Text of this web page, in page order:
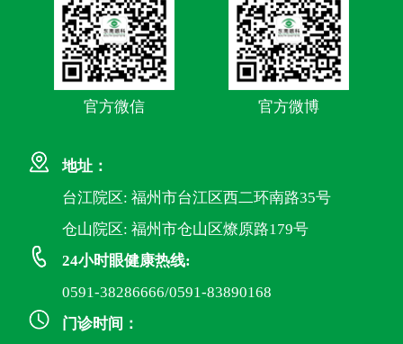
官方微信 官方微博
地址：
台江院区: 福州市台江区西二环南路35号
仓山院区: 福州市仓山区燎原路179号
24小时眼健康热线:
0591-38286666/0591-83890168
门诊时间：